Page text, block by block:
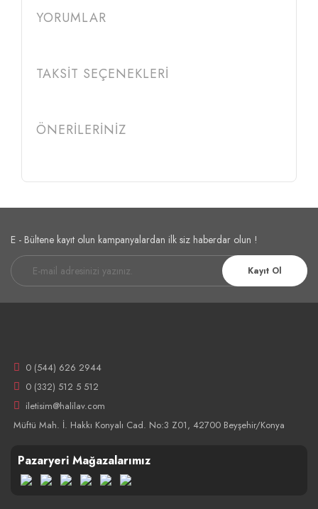
YORUMLAR
TAKSİT SEÇENEKLERİ
ÖNERİLERİNİZ
E - Bültene kayıt olun kampanyalardan ilk siz haberdar olun !
Kayıt Ol
0 (544) 626 2944
0 (332) 512 5 512
iletisim@halilav.com
Müftü Mah. İ. Hakkı Konyalı Cad. No:3 Z01, 42700 Beyşehir/Konya
Pazaryeri Mağazalarımız